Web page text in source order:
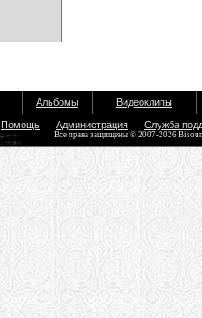
Альбомы Видеоклипы
Помощь Администрация Служба
Все права защищены © 2007-2026